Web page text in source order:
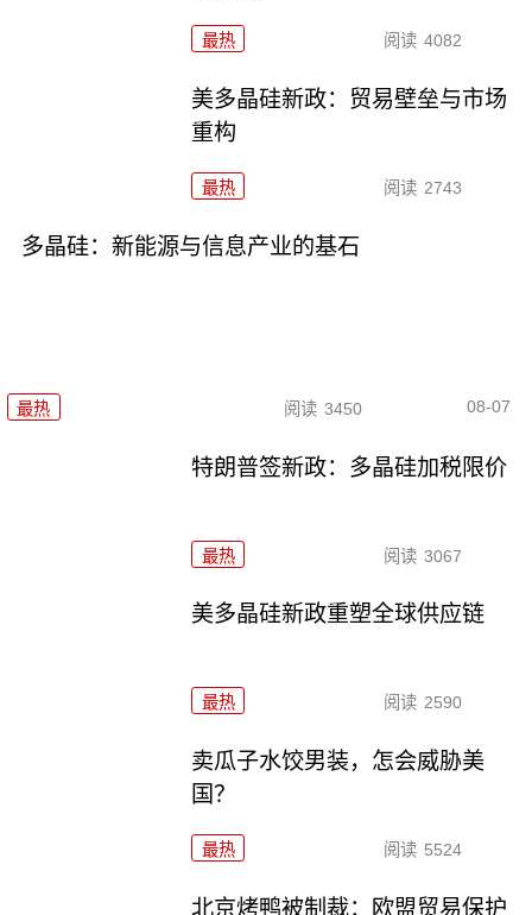
最热 阅读 4082
美多晶硅新政：贸易壁垒与市场
重构
最热 阅读 2743
多晶硅：新能源与信息产业的基石
最热 阅读 3450 08-07
特朗普签新政：多晶硅加税限价
最热 阅读 3067
美多晶硅新政重塑全球供应链
最热 阅读 2590
卖瓜子水饺男装，怎会威胁美
国？
最热 阅读 5524
北京烤鸭被制裁：欧盟贸易保护